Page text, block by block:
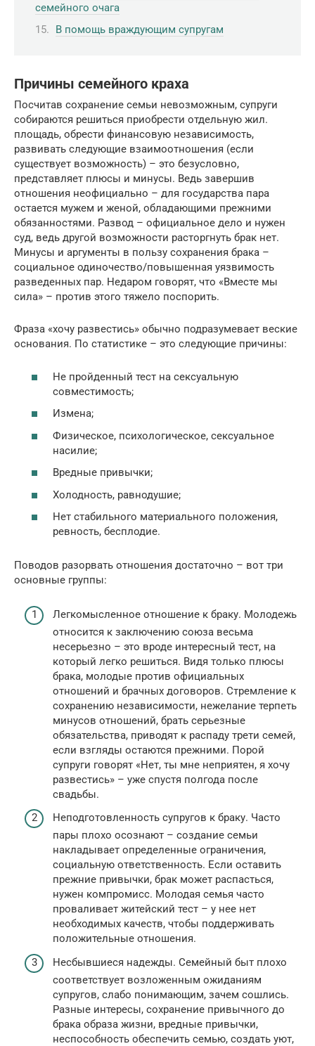
семейного очага
В помощь враждующим супругам
Причины семейного краха
Посчитав сохранение семьи невозможным, супруги
собираются решиться приобрести отдельную жил.
площадь, обрести финансовую независимость,
развивать следующие взаимоотношения (если
существует возможность) – это безусловно,
представляет плюсы и минусы. Ведь завершив
отношения неофициально – для государства пара
остается мужем и женой, обладающими прежними
обязанностями. Развод – официальное дело и нужен
суд, ведь другой возможности расторгнуть брак нет.
Минусы и аргументы в пользу сохранения брака –
социальное одиночество/повышенная уязвимость
разведенных пар. Недаром говорят, что «Вместе мы
сила» – против этого тяжело поспорить.
Фраза «хочу развестись» обычно подразумевает веские
основания. По статистике – это следующие причины:
Не пройденный тест на сексуальную
совместимость;
Измена;
Физическое, психологическое, сексуальное
насилие;
Вредные привычки;
Холодность, равнодушие;
Нет стабильного материального положения,
ревность, бесплодие.
Поводов разорвать отношения достаточно – вот три
основные группы:
Легкомысленное отношение к браку. Молодежь
относится к заключению союза весьма
несерьезно – это вроде интересный тест, на
который легко решиться. Видя только плюсы
брака, молодые против официальных
отношений и брачных договоров. Стремление к
сохранению независимости, нежелание терпеть
минусов отношений, брать серьезные
обязательства, приводят к распаду трети семей,
если взгляды остаются прежними. Порой
супруги говорят «Нет, ты мне неприятен, я хочу
развестись» – уже спустя полгода после
свадьбы.
Неподготовленность супругов к браку. Часто
пары плохо осознают – создание семьи
накладывает определенные ограничения,
социальную ответственность. Если оставить
прежние привычки, брак может распасться,
нужен компромисс. Молодая семья часто
проваливает житейский тест – у нее нет
необходимых качеств, чтобы поддерживать
положительные отношения.
Несбывшиеся надежды. Семейный быт плохо
соответствует возложенным ожиданиям
супругов, слабо понимающим, зачем сошлись.
Разные интересы, сохранение привычного до
брака образа жизни, вредные привычки,
неспособность обеспечить семью, создать уют,